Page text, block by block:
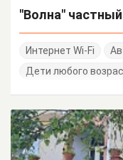
"Волна"
Интернет Wi-Fi
Дети любого